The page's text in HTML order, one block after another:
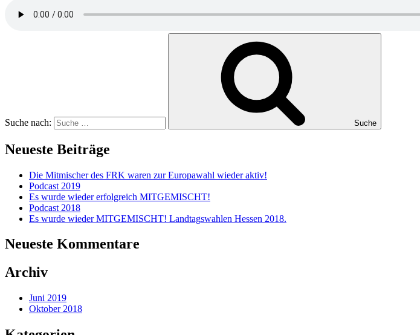
Suche nach: Suche
Neueste Beiträge
Die Mitmischer des FRK waren zur Europawahl wieder aktiv!
Podcast 2019
Es wurde wieder erfolgreich MITGEMISCHT!
Podcast 2018
Es wurde wieder MITGEMISCHT! Landtagswahlen Hessen 2018.
Neueste Kommentare
Archiv
Juni 2019
Oktober 2018